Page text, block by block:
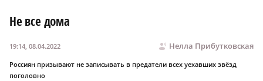
Не все дома
Нелла Прибутковская
19:14, 08.04.2022
Россиян призывают не записывать в предатели всех уехавших звёзд
поголовно